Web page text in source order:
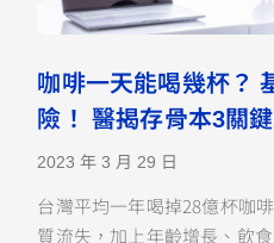
咖啡一天能喝幾杯？
險！ 醫揭存骨本3關鍵
2023 年 3 月 29 日
台灣平均一年喝掉28億杯咖
質流失，加上年齡增長、飲